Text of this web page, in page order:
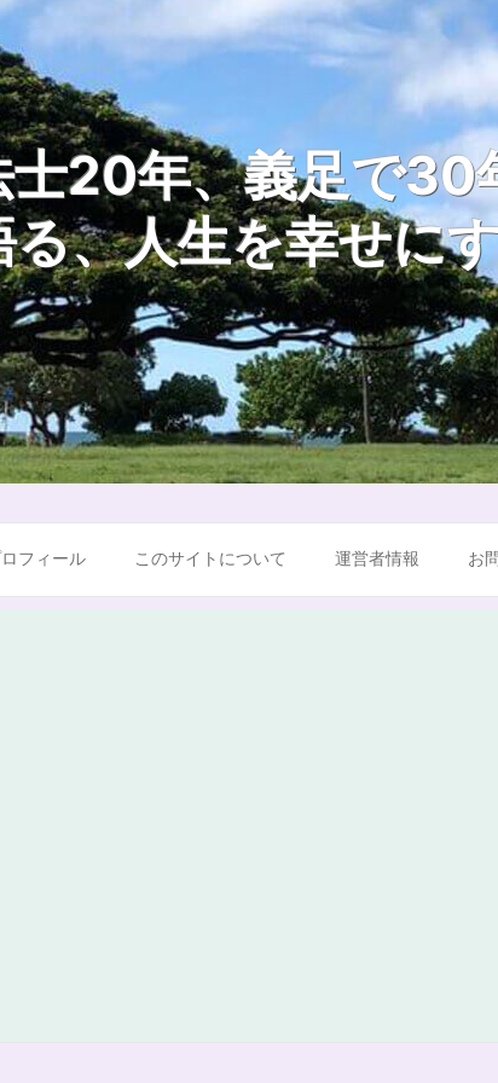
士20年、義足で30
、人生を幸せに
フィール このサイトについて 運営者情報 お